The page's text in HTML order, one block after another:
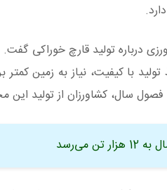
درباره تولید قارچ خوراکی گفت.
به شرط تولید با کیفیت، نیاز به
سال، کشاورزان از تولید این
می‌رسد